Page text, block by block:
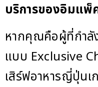
บริการของอิมแพ็
หากคุณคือผู้ที่กำลั
แบบ Exclusive
เสิร์ฟอาหารญี่ปุ่น